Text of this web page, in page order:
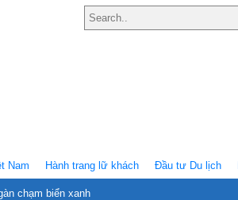
chạm biển xanh
Nam Hành trang lữ khách Ðầu tư Du lịch